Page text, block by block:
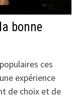
bonne
ces
expérience
de choix et de